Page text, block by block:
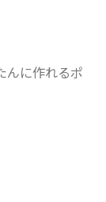
んに作れるポ